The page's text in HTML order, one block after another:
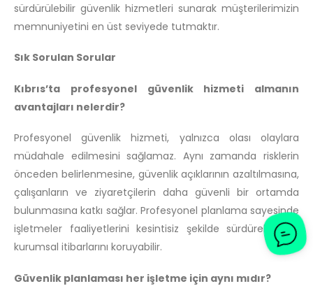
sürdürülebilir güvenlik hizmetleri sunarak müşterilerimizin
memnuniyetini en üst seviyede tutmaktır.
Sık Sorulan Sorular
Kıbrıs’ta profesyonel güvenlik hizmeti almanın
avantajları nelerdir?
Profesyonel güvenlik hizmeti, yalnızca olası olaylara
müdahale edilmesini sağlamaz. Aynı zamanda risklerin
önceden belirlenmesine, güvenlik açıklarının azaltılmasına,
çalışanların ve ziyaretçilerin daha güvenli bir ortamda
bulunmasına katkı sağlar. Profesyonel planlama sayesinde
işletmeler faaliyetlerini kesintisiz şekilde sürdürebilir ve
kurumsal itibarlarını koruyabilir.
Güvenlik planlaması her işletme için aynı mıdır?